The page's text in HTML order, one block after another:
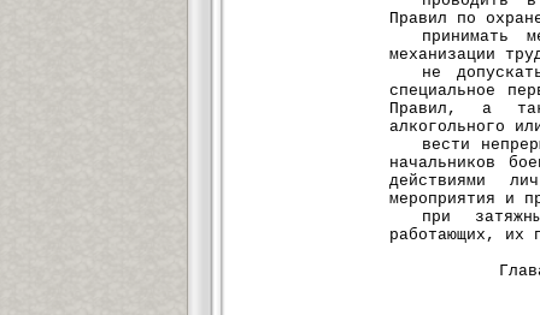
Правил по
принимать
механизации
не
специальное
Правил, а
алкогольного
вести
начальников
действиями
мероприятия и
при
работающих, их